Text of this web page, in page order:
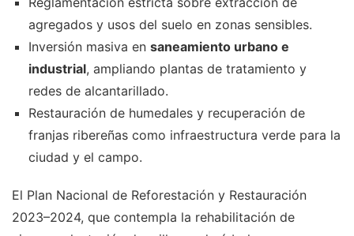
agregados y usos del suelo en zonas sensibles.
Inversión masiva en saneamiento urbano e
industrial, ampliando plantas de tratamiento y
redes de alcantarillado.
Restauración de humedales y recuperación de
franjas ribereñas como infraestructura verde para la
ciudad y el campo.
El Plan Nacional de Reforestación y Restauración
2023–2024, que contempla la rehabilitación de